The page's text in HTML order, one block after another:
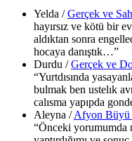
Yelda /Gerçek ve
hayırsız ve kötü bir
aldıktan sonra
hocaya danıştık…”
Durdu /Gerçek ve
“Yurtdısında
bulmak ben ustelık
calısma yapıpda
Aleyna /Afyon Büyü
“Önceki yorumumda